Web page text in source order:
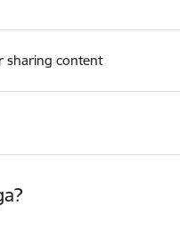
sharing content